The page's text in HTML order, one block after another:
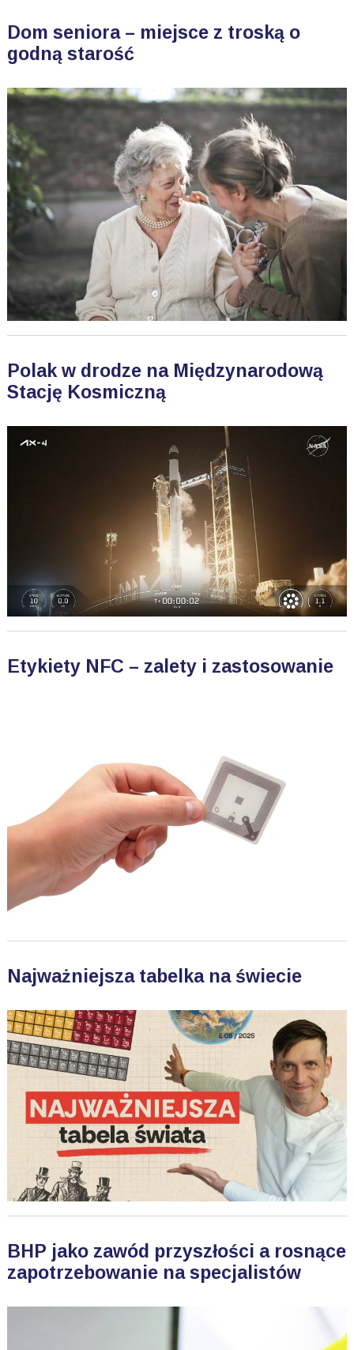
Dom seniora – miejsce z troską o
godną starość
Polak w drodze na Międzynarodową
Stację Kosmiczną
Etykiety NFC – zalety i zastosowanie
Najważniejsza tabelka na świecie
BHP jako zawód przyszłości a rosnące
zapotrzebowanie na specjalistów